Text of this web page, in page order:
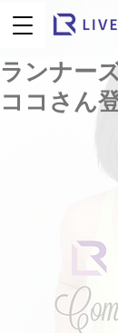
ランナー
ココさん